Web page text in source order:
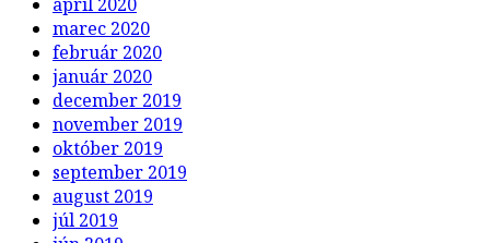
apríl 2020
marec 2020
február 2020
január 2020
december 2019
november 2019
október 2019
september 2019
august 2019
júl 2019